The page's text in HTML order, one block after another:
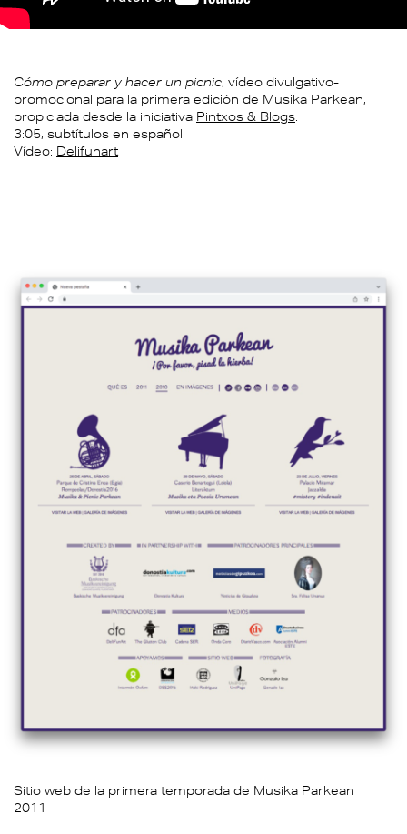
Cómo preparar y hacer un picnic, vídeo divulgativo-
promocional para la primera edición de Musika Parkean,
propiciada desde la iniciativa Pintxos & Blogs.
3:05, subtítulos en español.
Vídeo: Delifunart
Sitio web de la primera temporada de Musika Parkean
2011